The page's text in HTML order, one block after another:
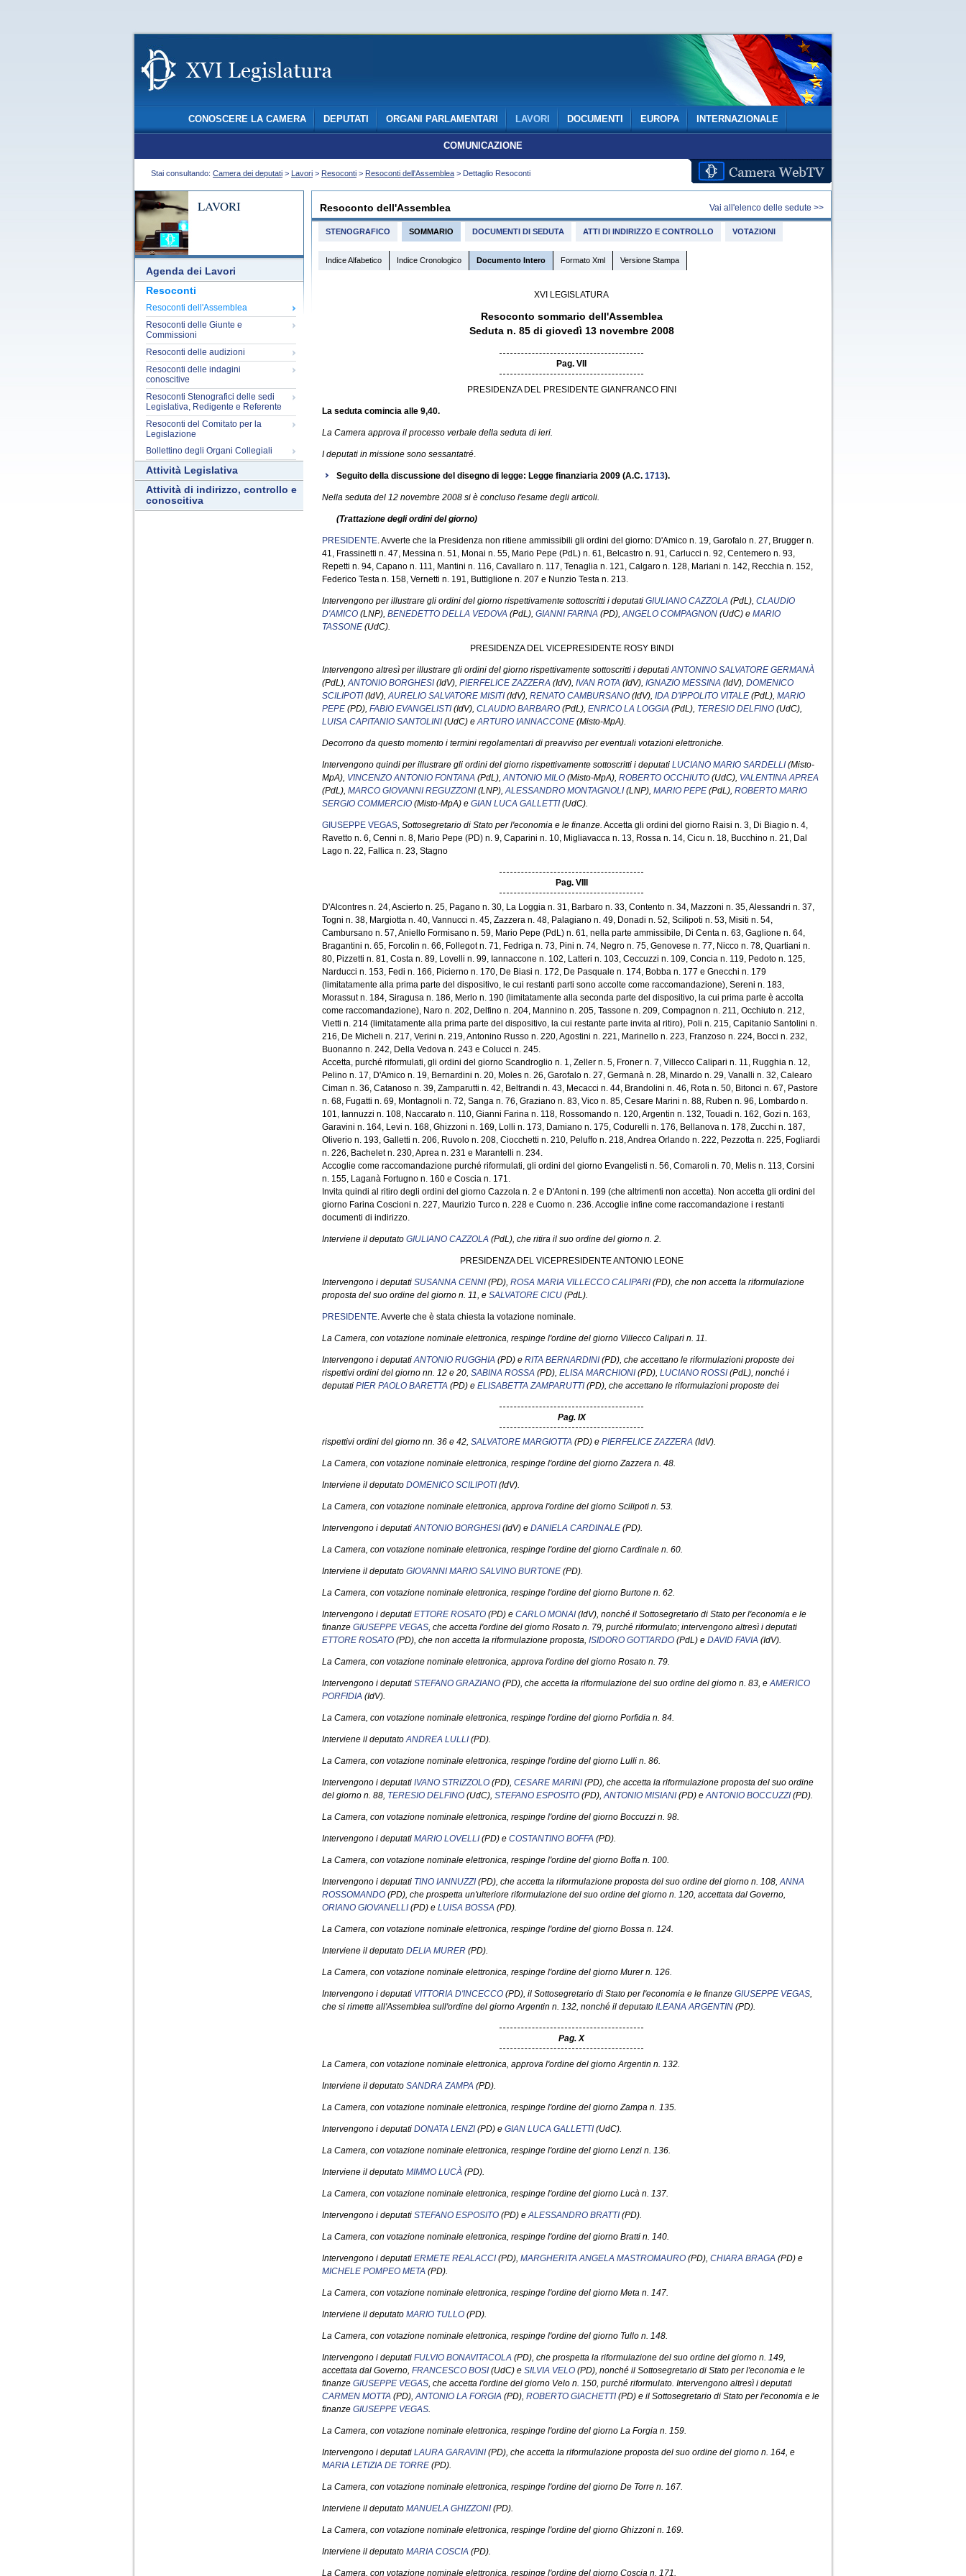
CONOSCERE LA CAMERA DEPUTATI ORGANI PARLAMENTARI LAVORI DOCUMENTI EUROPA INTERNAZIONALE
COMUNICAZIONE
Stai consultando: Camera dei deputati > Lavori > Resoconti > Resoconti dell'Assemblea > Dettaglio Resoconti
LAVORI
Agenda dei Lavori
Resoconti
Resoconti dell'Assemblea
Resoconti delle Giunte e
Commissioni
Resoconti delle audizioni
Resoconti delle indagini
conoscitive
Resoconti Stenografici delle sedi
Legislativa, Redigente e Referente
Resoconti del Comitato per la
Legislazione
Bollettino degli Organi Collegiali
Attività Legislativa
Attività di indirizzo, controllo e
conoscitiva
Resoconto dell'Assemblea Vai all'elenco delle sedute >>
STENOGRAFICO SOMMARIO DOCUMENTI DI SEDUTA ATTI DI INDIRIZZO E CONTROLLO VOTAZIONI
Indice Alfabetico Indice Cronologico Documento Intero Formato Xml Versione Stampa
XVI LEGISLATURA
Resoconto sommario dell'Assemblea
Seduta n. 85 di giovedì 13 novembre 2008
Pag. VII
PRESIDENZA DEL PRESIDENTE GIANFRANCO FINI
La seduta comincia alle 9,40.
La Camera approva il processo verbale della seduta di ieri.
I deputati in missione sono sessantatré.
Seguito della discussione del disegno di legge: Legge finanziaria 2009 (A.C. 1713).
Nella seduta del 12 novembre 2008 si è concluso l'esame degli articoli.
(Trattazione degli ordini del giorno)
PRESIDENTE. Avverte che la Presidenza non ritiene ammissibili gli ordini del giorno: D'Amico n. 19, Garofalo n. 27, Brugger n.
41, Frassinetti n. 47, Messina n. 51, Monai n. 55, Mario Pepe (PdL) n. 61, Belcastro n. 91, Carlucci n. 92, Centemero n. 93,
Repetti n. 94, Capano n. 111, Mantini n. 116, Cavallaro n. 117, Tenaglia n. 121, Calgaro n. 128, Mariani n. 142, Recchia n. 152,
Federico Testa n. 158, Vernetti n. 191, Buttiglione n. 207 e Nunzio Testa n. 213.
Intervengono per illustrare gli ordini del giorno rispettivamente sottoscritti i deputati GIULIANO CAZZOLA (PdL), CLAUDIO
D'AMICO (LNP), BENEDETTO DELLA VEDOVA (PdL), GIANNI FARINA (PD),ANGELO COMPAGNON (UdC) e MARIO
TASSONE (UdC).
PRESIDENZA DEL VICEPRESIDENTE ROSY BINDI
Intervengono altresì per illustrare gli ordini del giorno rispettivamente sottoscritti i deputatiANTONINO SALVATORE GERMANÀ
(PdL),ANTONIO BORGHESI(IdV), PIERFELICE ZAZZERA (IdV), IVAN ROTA (IdV), IGNAZIO MESSINA (IdV), DOMENICO
SCILIPOTI(IdV),AURELIO SALVATORE MISITI(IdV), RENATO CAMBURSANO (IdV), IDA D'IPPOLITO VITALE (PdL), MARIO
PEPE (PD), FABIO EVANGELISTI(IdV), CLAUDIO BARBARO (PdL), ENRICO LA LOGGIA (PdL), TERESIO DELFINO (UdC),
LUISA CAPITANIO SANTOLINI(UdC) eARTURO IANNACCONE (Misto-MpA).
Decorrono da questo momento i termini regolamentari di preavviso per eventuali votazioni elettroniche.
Intervengono quindi per illustrare gli ordini del giorno rispettivamente sottoscritti i deputati LUCIANO MARIO SARDELLI(Misto-
MpA), VINCENZO ANTONIO FONTANA (PdL),ANTONIO MILO (Misto-MpA), ROBERTO OCCHIUTO (UdC), VALENTINA APREA
(PdL), MARCO GIOVANNI REGUZZONI(LNP),ALESSANDRO MONTAGNOLI(LNP), MARIO PEPE (PdL), ROBERTO MARIO
SERGIO COMMERCIO (Misto-MpA) e GIAN LUCA GALLETTI(UdC).
GIUSEPPE VEGAS, Sottosegretario di Stato per l'economia e le finanze. Accetta gli ordini del giorno Raisi n. 3, Di Biagio n. 4,
Ravetto n. 6, Cenni n. 8, Mario Pepe (PD) n. 9, Caparini n. 10, Migliavacca n. 13, Rossa n. 14, Cicu n. 18, Bucchino n. 21, Dal
Lago n. 22, Fallica n. 23, Stagno
Pag. VIII
D'Alcontres n. 24, Ascierto n. 25, Pagano n. 30, La Loggia n. 31, Barbaro n. 33, Contento n. 34, Mazzoni n. 35, Alessandri n. 37,
Togni n. 38, Margiotta n. 40, Vannucci n. 45, Zazzera n. 48, Palagiano n. 49, Donadi n. 52, Scilipoti n. 53, Misiti n. 54,
Cambursano n. 57, Aniello Formisano n. 59, Mario Pepe (PdL) n. 61, nella parte ammissibile, Di Centa n. 63, Gaglione n. 64,
Bragantini n. 65, Forcolin n. 66, Follegot n. 71, Fedriga n. 73, Pini n. 74, Negro n. 75, Genovese n. 77, Nicco n. 78, Quartiani n.
80, Pizzetti n. 81, Costa n. 89, Lovelli n. 99, Iannaccone n. 102, Latteri n. 103, Ceccuzzi n. 109, Concia n. 119, Pedoto n. 125,
Narducci n. 153, Fedi n. 166, Picierno n. 170, De Biasi n. 172, De Pasquale n. 174, Bobba n. 177 e Gnecchi n. 179
(limitatamente alla prima parte del dispositivo, le cui restanti parti sono accolte come raccomandazione), Sereni n. 183,
Morassut n. 184, Siragusa n. 186, Merlo n. 190 (limitatamente alla seconda parte del dispositivo, la cui prima parte è accolta
come raccomandazione), Naro n. 202, Delfino n. 204, Mannino n. 205, Tassone n. 209, Compagnon n. 211, Occhiuto n. 212,
Vietti n. 214 (limitatamente alla prima parte del dispositivo, la cui restante parte invita al ritiro), Poli n. 215, Capitanio Santolini n.
216, De Micheli n. 217, Verini n. 219, Antonino Russo n. 220, Agostini n. 221, Marinello n. 223, Franzoso n. 224, Bocci n. 232,
Buonanno n. 242, Della Vedova n. 243 e Colucci n. 245.
Accetta, purché riformulati, gli ordini del giorno Scandroglio n. 1, Zeller n. 5, Froner n. 7, Villecco Calipari n. 11, Rugghia n. 12,
Pelino n. 17, D'Amico n. 19, Bernardini n. 20, Moles n. 26, Garofalo n. 27, Germanà n. 28, Minardo n. 29, Vanalli n. 32, Calearo
Ciman n. 36, Catanoso n. 39, Zamparutti n. 42, Beltrandi n. 43, Mecacci n. 44, Brandolini n. 46, Rota n. 50, Bitonci n. 67, Pastore
n. 68, Fugatti n. 69, Montagnoli n. 72, Sanga n. 76, Graziano n. 83, Vico n. 85, Cesare Marini n. 88, Ruben n. 96, Lombardo n.
101, Iannuzzi n. 108, Naccarato n. 110, Gianni Farina n. 118, Rossomando n. 120, Argentin n. 132, Touadi n. 162, Gozi n. 163,
Garavini n. 164, Levi n. 168, Ghizzoni n. 169, Lolli n. 173, Damiano n. 175, Codurelli n. 176, Bellanova n. 178, Zucchi n. 187,
Oliverio n. 193, Galletti n. 206, Ruvolo n. 208, Ciocchetti n. 210, Peluffo n. 218, Andrea Orlando n. 222, Pezzotta n. 225, Fogliardi
n. 226, Bachelet n. 230, Aprea n. 231 e Marantelli n. 234.
Accoglie come raccomandazione purché riformulati, gli ordini del giorno Evangelisti n. 56, Comaroli n. 70, Melis n. 113, Corsini
n. 155, Laganà Fortugno n. 160 e Coscia n. 171.
Invita quindi al ritiro degli ordini del giorno Cazzola n. 2 e D'Antoni n. 199 (che altrimenti non accetta). Non accetta gli ordini del
giorno Farina Coscioni n. 227, Maurizio Turco n. 228 e Cuomo n. 236. Accoglie infine come raccomandazione i restanti
documenti di indirizzo.
Interviene il deputato GIULIANO CAZZOLA (PdL), che ritira il suo ordine del giorno n. 2.
PRESIDENZA DEL VICEPRESIDENTE ANTONIO LEONE
Intervengono i deputati SUSANNA CENNI(PD), ROSA MARIA VILLECCO CALIPARI(PD), che non accetta la riformulazione
proposta del suo ordine del giorno n. 11, e SALVATORE CICU (PdL).
PRESIDENTE. Avverte che è stata chiesta la votazione nominale.
La Camera, con votazione nominale elettronica, respinge l'ordine del giorno Villecco Calipari n. 11.
Intervengono i deputatiANTONIO RUGGHIA (PD) e RITA BERNARDINI(PD), che accettano le riformulazioni proposte dei
rispettivi ordini del giorno nn. 12 e 20, SABINA ROSSA (PD), ELISA MARCHIONI(PD), LUCIANO ROSSI(PdL), nonché i
deputati PIER PAOLO BARETTA (PD) e ELISABETTA ZAMPARUTTI(PD), che accettano le riformulazioni proposte dei
Pag. IX
rispettivi ordini del giorno nn. 36 e 42, SALVATORE MARGIOTTA (PD) e PIERFELICE ZAZZERA (IdV).
La Camera, con votazione nominale elettronica, respinge l'ordine del giorno Zazzera n. 48.
Interviene il deputato DOMENICO SCILIPOTI(IdV).
La Camera, con votazione nominale elettronica, approva l'ordine del giorno Scilipoti n. 53.
Intervengono i deputatiANTONIO BORGHESI(IdV) e DANIELA CARDINALE (PD).
La Camera, con votazione nominale elettronica, respinge l'ordine del giorno Cardinale n. 60.
Interviene il deputato GIOVANNI MARIO SALVINO BURTONE (PD).
La Camera, con votazione nominale elettronica, respinge l'ordine del giorno Burtone n. 62.
Intervengono i deputati ETTORE ROSATO (PD) e CARLO MONAI(IdV), nonché il Sottosegretario di Stato per l'economia e le
finanze GIUSEPPE VEGAS, che accetta l'ordine del giorno Rosato n. 79, purché riformulato; intervengono altresì i deputati
ETTORE ROSATO (PD), che non accetta la riformulazione proposta, ISIDORO GOTTARDO (PdL) e DAVID FAVIA (IdV).
La Camera, con votazione nominale elettronica, approva l'ordine del giorno Rosato n. 79.
Intervengono i deputati STEFANO GRAZIANO (PD), che accetta la riformulazione del suo ordine del giorno n. 83, eAMERICO
PORFIDIA (IdV).
La Camera, con votazione nominale elettronica, respinge l'ordine del giorno Porfidia n. 84.
Interviene il deputatoANDREA LULLI(PD).
La Camera, con votazione nominale elettronica, respinge l'ordine del giorno Lulli n. 86.
Intervengono i deputati IVANO STRIZZOLO (PD), CESARE MARINI(PD), che accetta la riformulazione proposta del suo ordine
del giorno n. 88, TERESIO DELFINO (UdC), STEFANO ESPOSITO (PD),ANTONIO MISIANI(PD) eANTONIO BOCCUZZI(PD).
La Camera, con votazione nominale elettronica, respinge l'ordine del giorno Boccuzzi n. 98.
Intervengono i deputati MARIO LOVELLI(PD) e COSTANTINO BOFFA (PD).
La Camera, con votazione nominale elettronica, respinge l'ordine del giorno Boffa n. 100.
Intervengono i deputati TINO IANNUZZI(PD), che accetta la riformulazione proposta del suo ordine del giorno n. 108,ANNA
ROSSOMANDO (PD), che prospetta un'ulteriore riformulazione del suo ordine del giorno n. 120, accettata dal Governo,
ORIANO GIOVANELLI(PD) e LUISA BOSSA (PD).
La Camera, con votazione nominale elettronica, respinge l'ordine del giorno Bossa n. 124.
Interviene il deputato DELIA MURER (PD).
La Camera, con votazione nominale elettronica, respinge l'ordine del giorno Murer n. 126.
Intervengono i deputati VITTORIA D'INCECCO (PD), il Sottosegretario di Stato per l'economia e le finanze GIUSEPPE VEGAS,
che si rimette all'Assemblea sull'ordine del giorno Argentin n. 132, nonché il deputato ILEANA ARGENTIN (PD).
Pag. X
La Camera, con votazione nominale elettronica, approva l'ordine del giorno Argentin n. 132.
Interviene il deputato SANDRA ZAMPA (PD).
La Camera, con votazione nominale elettronica, respinge l'ordine del giorno Zampa n. 135.
Intervengono i deputati DONATA LENZI(PD) e GIAN LUCA GALLETTI(UdC).
La Camera, con votazione nominale elettronica, respinge l'ordine del giorno Lenzi n. 136.
Interviene il deputato MIMMO LUCÀ (PD).
La Camera, con votazione nominale elettronica, respinge l'ordine del giorno Lucà n. 137.
Intervengono i deputati STEFANO ESPOSITO (PD) eALESSANDRO BRATTI(PD).
La Camera, con votazione nominale elettronica, respinge l'ordine del giorno Bratti n. 140.
Intervengono i deputati ERMETE REALACCI(PD), MARGHERITA ANGELA MASTROMAURO (PD), CHIARA BRAGA (PD) e
MICHELE POMPEO META (PD).
La Camera, con votazione nominale elettronica, respinge l'ordine del giorno Meta n. 147.
Interviene il deputato MARIO TULLO (PD).
La Camera, con votazione nominale elettronica, respinge l'ordine del giorno Tullo n. 148.
Intervengono i deputati FULVIO BONAVITACOLA (PD), che prospetta la riformulazione del suo ordine del giorno n. 149,
accettata dal Governo, FRANCESCO BOSI(UdC) e SILVIA VELO (PD), nonché il Sottosegretario di Stato per l'economia e le
finanze GIUSEPPE VEGAS, che accetta l'ordine del giorno Velo n. 150, purché riformulato. Intervengono altresì i deputati
CARMEN MOTTA (PD),ANTONIO LA FORGIA (PD), ROBERTO GIACHETTI(PD) e il Sottosegretario di Stato per l'economia e le
finanze GIUSEPPE VEGAS.
La Camera, con votazione nominale elettronica, respinge l'ordine del giorno La Forgia n. 159.
Intervengono i deputati LAURA GARAVINI(PD), che accetta la riformulazione proposta del suo ordine del giorno n. 164, e
MARIA LETIZIA DE TORRE (PD).
La Camera, con votazione nominale elettronica, respinge l'ordine del giorno De Torre n. 167.
Interviene il deputato MANUELA GHIZZONI(PD).
La Camera, con votazione nominale elettronica, respinge l'ordine del giorno Ghizzoni n. 169.
Interviene il deputato MARIA COSCIA (PD).
La Camera, con votazione nominale elettronica, respinge l'ordine del giorno Coscia n. 171.